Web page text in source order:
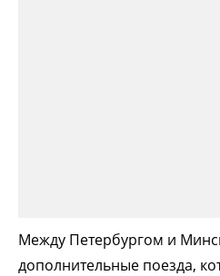
Между Петербургом и
дополнительные поезда,